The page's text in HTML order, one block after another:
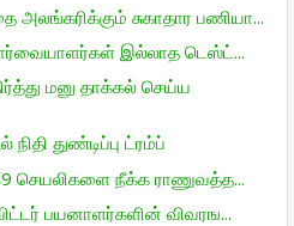
சுகாதார பணியா...
இல்லாத டெஸ்ட்...
மனு தாக்கல் செய்ய
துண்டிப்பு ட்ரம்ப்
செயலிகளை நீக்க ராணுவத்த...
பயனாளர்களின் விவரங...